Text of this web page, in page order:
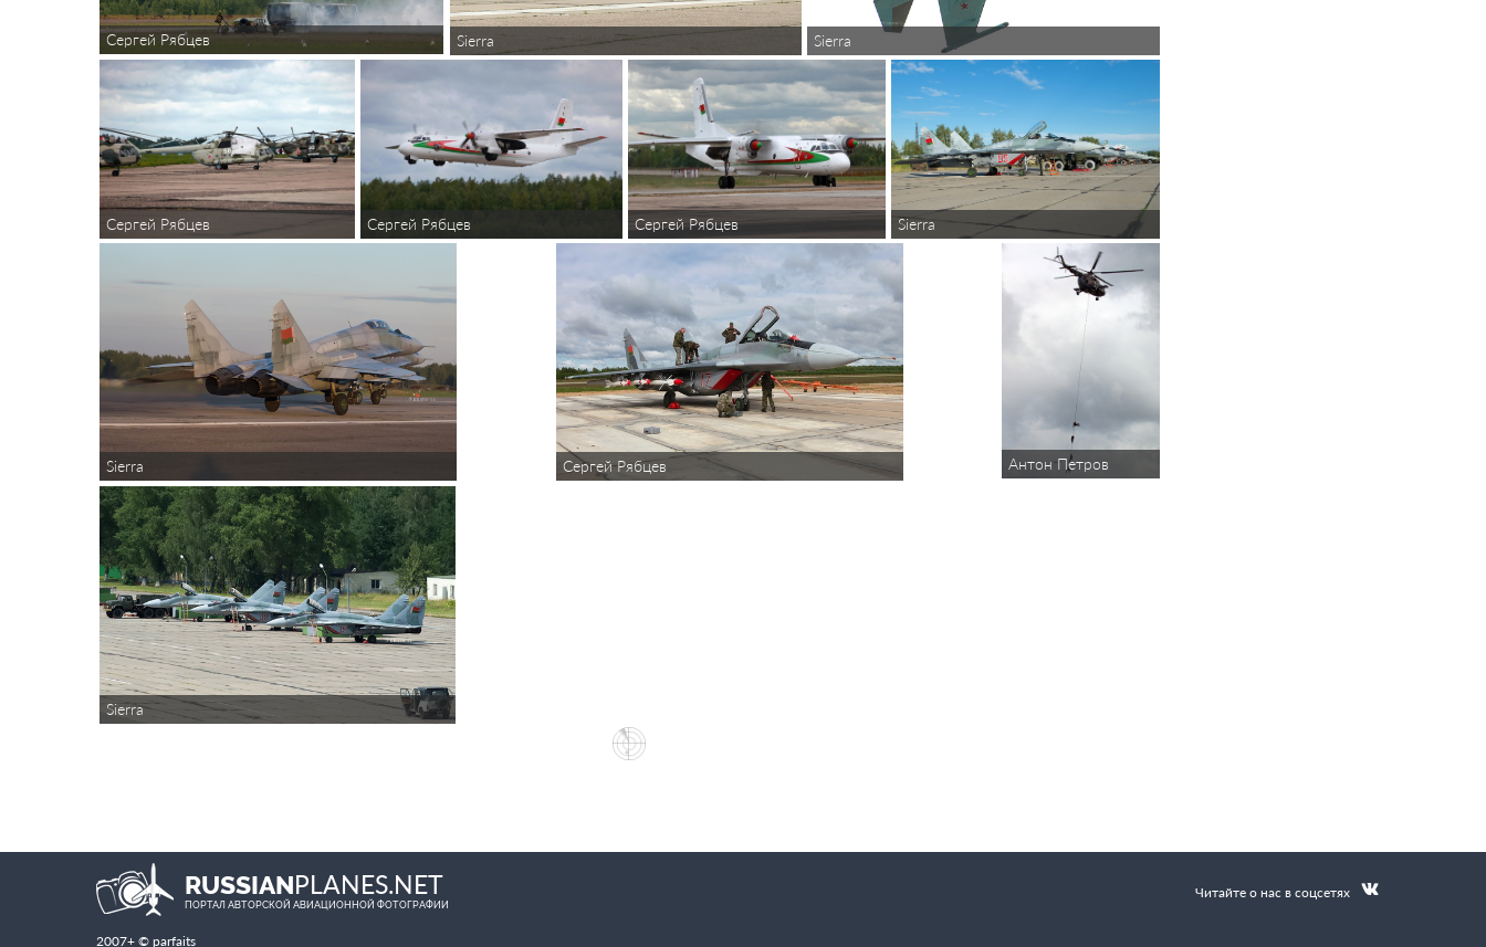
Сергей Рябцев Sierra Sierra
Сергей Рябцев Сергей Рябцев Сергей Рябцев Sierra
Sierra Сергей Рябцев Антон Петров
Sierra
RUSSIANPLANES.NET
ПОРТАЛ АВТОРСКОЙ АВИАЦИОННОЙ ФОТОГРАФИИ
Читайте о нас в соцсетях
2007+ © parfaits